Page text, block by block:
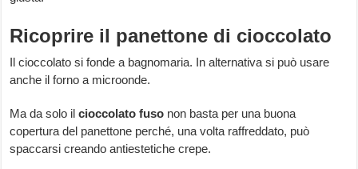
Ricoprire il panettone di cioccolato
Il cioccolato si fonde a bagnomaria. In alternativa si può usare
anche il forno a microonde.
Ma da solo ilcioccolato fuso non basta per una buona
copertura del panettone perché, una volta raffreddato, può
spaccarsi creando antiestetiche crepe.